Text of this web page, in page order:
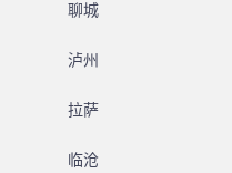
聊城
泸州
拉萨
临沧